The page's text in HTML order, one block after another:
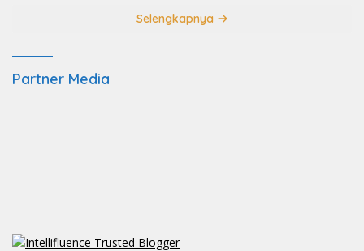
Selengkapnya
Partner Media